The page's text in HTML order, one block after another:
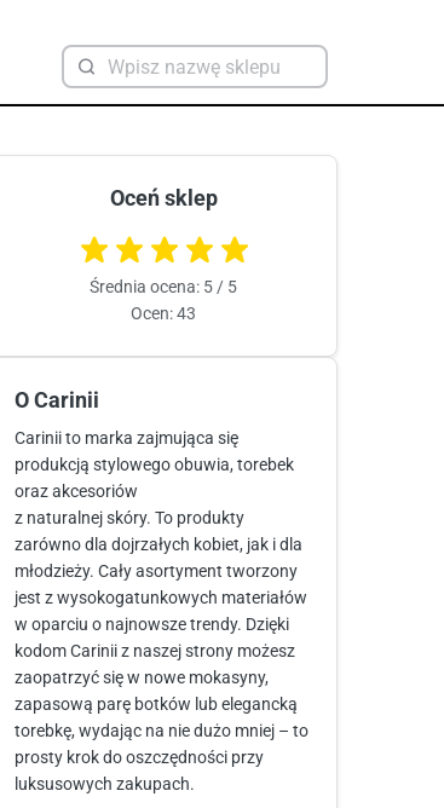
Oceń sklep
Średnia ocena: 5 / 5
Ocen: 43
O Carinii
Carinii to marka zajmująca się
produkcją stylowego obuwia, torebek
oraz akcesoriów
z naturalnej skóry. To produkty
zarówno dla dojrzałych kobiet, jak i dla
młodzieży. Cały asortyment tworzony
jest z wysokogatunkowych materiałów
w oparciu o najnowsze trendy. Dzięki
kodom Carinii z naszej strony możesz
zaopatrzyć się w nowe mokasyny,
zapasową parę botków lub elegancką
torebkę, wydając na nie dużo mniej – to
prosty krok do oszczędności przy
luksusowych zakupach.